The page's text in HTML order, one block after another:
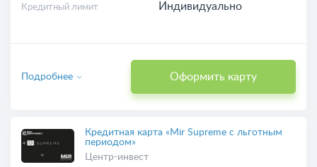
Кредитный лимит Индивидуально
Оформить карту
Подробнее
Кредитная карта «Mir Supreme с льготным
периодом»
Центр-инвест